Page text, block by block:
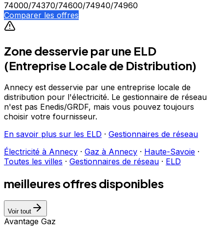
74000/74370/74600/74940/74960
Comparer les offres
Zone desservie par une ELD
(Entreprise Locale de Distribution)
Annecy est desservie par une entreprise locale de
distribution pour l'électricité. Le gestionnaire de réseau
n'est pas Enedis/GRDF, mais vous pouvez toujours
choisir votre fournisseur.
En savoir plus sur les ELD · Gestionnaires de réseau
Électricité à Annecy · Gaz à Annecy · Haute-Savoie ·
Toutes les villes · Gestionnaires de réseau · ELD
meilleures offres disponibles
Voir tout
Avantage Gaz